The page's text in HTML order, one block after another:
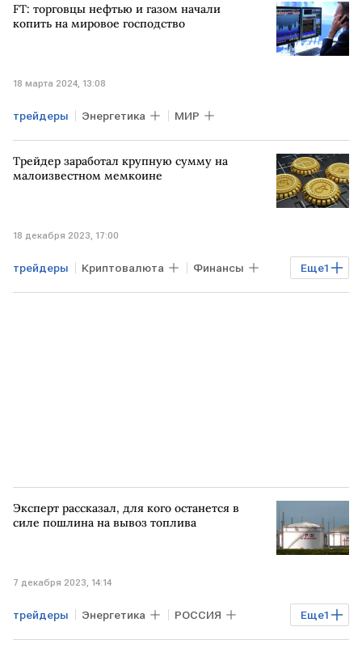
FT: торговцы нефтью и газом начали
копить на мировое господство
18 марта 2024, 13:08
трейдеры Энергетика МИР
Трейдер заработал крупную сумму на
малоизвестном мемкоине
18 декабря 2023, 17:00
Еще1
трейдеры Криптовалюта Финансы
Экономика
Эксперт рассказал, для кого останется в
силе пошлина на вывоз топлива
7 декабря 2023, 14:14
Еще1
трейдеры Энергетика РОССИЯ
пошлины